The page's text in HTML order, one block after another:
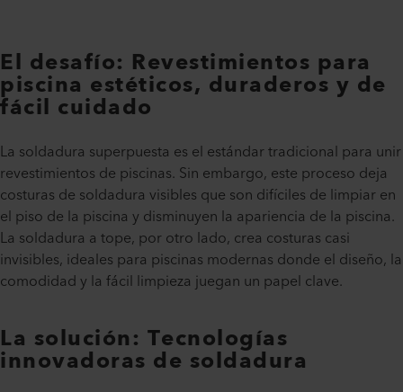
El desafío: Revestimientos para
piscina estéticos, duraderos y de
fácil cuidado
La soldadura superpuesta es el estándar tradicional para unir
revestimientos de piscinas. Sin embargo, este proceso deja
costuras de soldadura visibles que son difíciles de limpiar en
el piso de la piscina y disminuyen la apariencia de la piscina.
La soldadura a tope, por otro lado, crea costuras casi
invisibles, ideales para piscinas modernas donde el diseño, la
comodidad y la fácil limpieza juegan un papel clave.
La solución: Tecnologías
innovadoras de soldadura